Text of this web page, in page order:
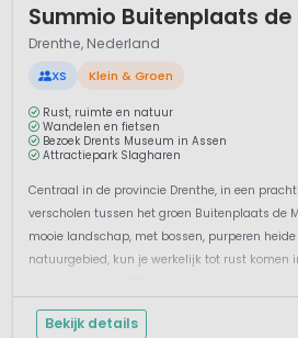
Drenthe, Nederland
XS Klein & Groen
Rust, ruimte en natuur
Wandelen en fietsen
Bezoek Drents Museum in Assen
Attractiepark Slagharen
Centraal in de provincie Drenthe, in een
verscholen tussen het groen Buitenplaats de
mooie landschap, met bossen, purperen
natuurgebied, kun je werkelijk tot rust komen
Drent...
Bekijk details